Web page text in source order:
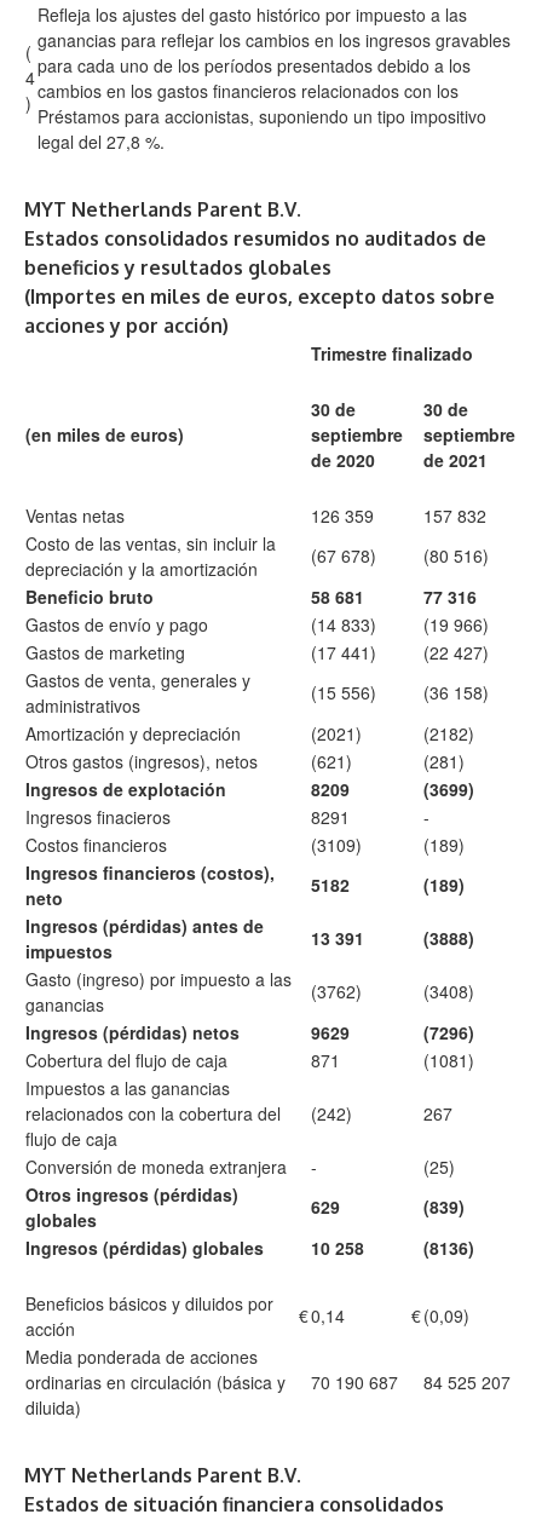
(
4
)
Refleja los ajustes del gasto histórico por impuesto a las
ganancias para reflejar los cambios en los ingresos gravables
para cada uno de los períodos presentados debido a los
cambios en los gastos financieros relacionados con los
Préstamos para accionistas, suponiendo un tipo impositivo
legal del 27,8 %.
MYT Netherlands Parent B.V.
Estados consolidados resumidos no auditados de
beneficios y resultados globales
(Importes en miles de euros, excepto datos sobre
acciones y por acción)
Trimestre finalizado
(en miles de euros)
30 de
septiembre
de 2020
30 de
septiembre
de 2021
Ventas netas 126 359
157 832
Costo de las ventas, sin incluir la
depreciación y la amortización
(67 678)
(80 516)
Beneficio bruto
58 681
77 316
Gastos de envío y pago
(14 833)
(19 966)
Gastos de marketing
(17 441)
(22 427)
Gastos de venta, generales y
administrativos
(15 556)
(36 158)
Amortización y depreciación
(2021)
(2182)
Otros gastos (ingresos), netos
(621)
(281)
Ingresos de explotación
8209
(3699)
Ingresos finacieros
8291
-
Costos financieros
(3109)
(189)
Ingresos financieros (costos),
neto
5182
(189)
Ingresos (pérdidas) antes de
impuestos
13 391
(3888)
Gasto (ingreso) por impuesto a las
ganancias
(3762)
(3408)
Ingresos (pérdidas) netos
9629
(7296)
Cobertura del flujo de caja
871
(1081)
Impuestos a las ganancias
relacionados con la cobertura del
flujo de caja
(242) 267
Conversión de moneda extranjera -
(25)
Otros ingresos (pérdidas)
globales
629
(839)
Ingresos (pérdidas) globales
10 258 (8136)
Beneficios básicos y diluidos por
acción
€0,14 €(0,09)
Media ponderada de acciones
ordinarias en circulación (básica y
diluida)
70 190 687 84 525 207
MYT Netherlands Parent B.V.
Estados de situación financiera consolidados